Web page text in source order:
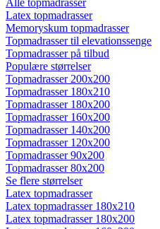
Alle topmadrasser
Latex topmadrasser
Memoryskum topmadrasser
Topmadrasser til elevationssenge
Topmadrasser på tilbud
Populære størrelser
Topmadrasser 200x200
Topmadrasser 180x210
Topmadrasser 180x200
Topmadrasser 160x200
Topmadrasser 140x200
Topmadrasser 120x200
Topmadrasser 90x200
Topmadrasser 80x200
Se flere størrelser
Latex topmadrasser
Latex topmadrasser 180x210
Latex topmadrasser 180x200